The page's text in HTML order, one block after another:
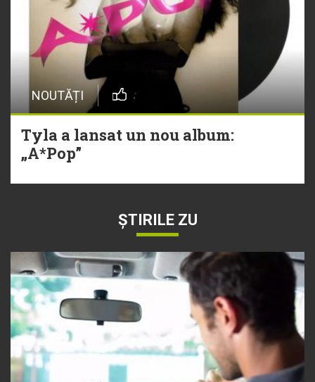
NOUTĂȚI
Tyla a lansat un nou album:
„A*Pop”
ȘTIRILE ZU